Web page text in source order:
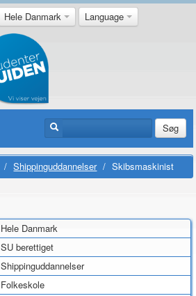
Hele Danmark Language
Søg
/ Shippinguddannelser / Skibsmaskinist
Hele Danmark
SU berettiget
Shippinguddannelser
Folkeskole